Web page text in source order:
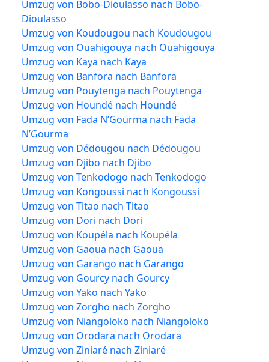
Umzug von Bobo-Dioulasso nach Bobo-
Dioulasso
Umzug von Koudougou nach Koudougou
Umzug von Ouahigouya nach Ouahigouya
Umzug von Kaya nach Kaya
Umzug von Banfora nach Banfora
Umzug von Pouytenga nach Pouytenga
Umzug von Houndé nach Houndé
Umzug von Fada N’Gourma nach Fada
N’Gourma
Umzug von Dédougou nach Dédougou
Umzug von Djibo nach Djibo
Umzug von Tenkodogo nach Tenkodogo
Umzug von Kongoussi nach Kongoussi
Umzug von Titao nach Titao
Umzug von Dori nach Dori
Umzug von Koupéla nach Koupéla
Umzug von Gaoua nach Gaoua
Umzug von Garango nach Garango
Umzug von Gourcy nach Gourcy
Umzug von Yako nach Yako
Umzug von Zorgho nach Zorgho
Umzug von Niangoloko nach Niangoloko
Umzug von Orodara nach Orodara
Umzug von Ziniaré nach Ziniaré